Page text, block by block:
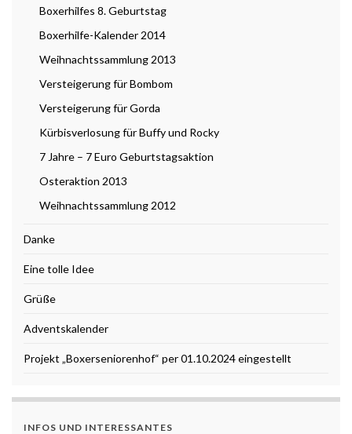
Boxerhilfes 8. Geburtstag
Boxerhilfe-Kalender 2014
Weihnachtssammlung 2013
Versteigerung für Bombom
Versteigerung für Gorda
Kürbisverlosung für Buffy und Rocky
7 Jahre – 7 Euro Geburtstagsaktion
Osteraktion 2013
Weihnachtssammlung 2012
Danke
Eine tolle Idee
Grüße
Adventskalender
Projekt „Boxerseniorenhof“ per 01.10.2024 eingestellt
INFOS UND INTERESSANTES